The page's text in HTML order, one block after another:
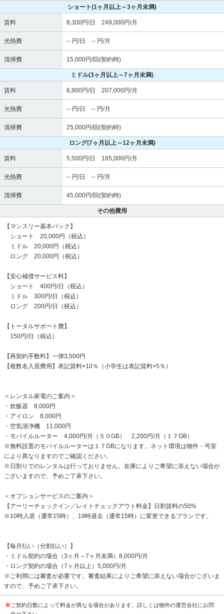
ショート(1ヶ月以上～3ヶ月未満)
賃料 8,300円/日 249,000円/月
光熱費 -- 円/日 -- 円/月
清掃費 15,000円/回(契約時)
ミドル(3ヶ月以上～7ヶ月未満)
賃料 6,900円/日 207,000円/月
光熱費 -- 円/日 -- 円/月
清掃費 25,000円/回(契約時)
ロング(7ヶ月以上～12ヶ月未満)
賃料 5,500円/日 165,000円/月
光熱費 -- 円/日 -- 円/月
清掃費 45,000円/回(契約時)
その他費用
【マンスリー基本パック】
ショート 20,000円（税込）
ミドル 20,000円（税込）
ロング 20,000円（税込）
【安心補償サービス料】
ショート 400円/日（税込）
ミドル 300円/日（税込）
ロング 200円/日（税込）
【トータルサポート費】
150円/日（税込）
【再契約手数料】一律3,500円
【複数名入居費用】表記賃料×10％（小学生は表記賃料×5％）
＜レンタル家電のご案内＞
・炊飯器 8,000円
・アイロン 8,000円
・空気清浄機 11,000円
・モバイルルーター 4,000円/月（５０GB） 2,200円/月（１７GB）
※無料設置のモバイルルーターは１７GBになります。ネット環境は物件・号室
により異なりますのでご確認ください。
※日割りでのレンタルは行っておりません。在庫によりご希望に添えない場合が
ございますので、予めご了承下さい。
＜オプションサービスのご案内＞
【アーリーチェックイン／レイトチェックアウト料金】日割賃料の50%
※10時入居（通常15時）、19時退去（通常15時）に変更できるプランです。
【毎月払い（分割払い）】
・ミドル契約の場合（3ヶ月～7ヶ月未満）8,000円/月
・ロング契約の場合（7ヶ月以上）5,000円/月
※ご利用には審査が必要です。審査結果によりご希望に添えない場合がございま
すので、予めご了承下さい。
※ ご契約日数によって料金が異なる場合があります。詳しくは物件の運営会社にお問